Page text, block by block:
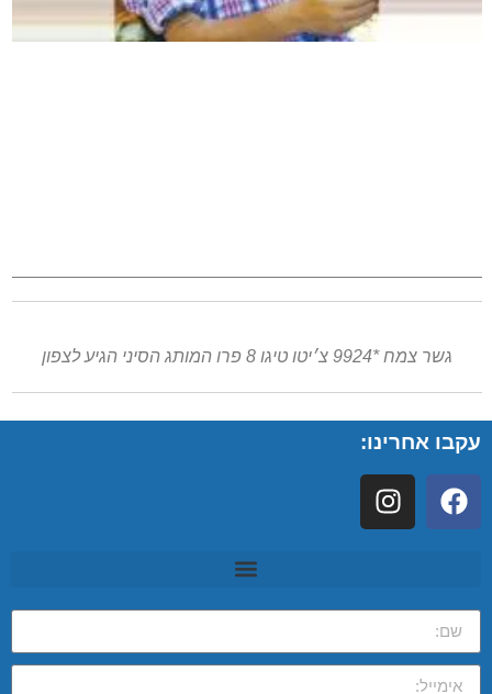
גשר צמח *9924 צ׳יטו טיגו 8 פרו המותג הסיני הגיע לצפון
עקבו אחרינו: